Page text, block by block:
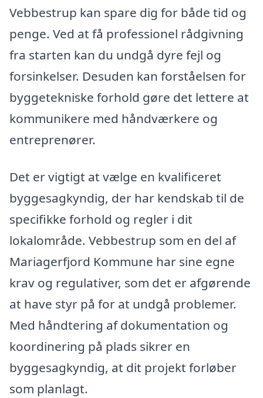
Vebbestrup kan spare dig for både tid og
penge. Ved at få professionel rådgivning
fra starten kan du undgå dyre fejl og
forsinkelser. Desuden kan forståelsen for
byggetekniske forhold gøre det lettere at
kommunikere med håndværkere og
entreprenører.
Det er vigtigt at vælge en kvalificeret
byggesagkyndig, der har kendskab til de
specifikke forhold og regler i dit
lokalområde. Vebbestrup som en del af
Mariagerfjord Kommune har sine egne
krav og regulativer, som det er afgørende
at have styr på for at undgå problemer.
Med håndtering af dokumentation og
koordinering på plads sikrer en
byggesagkyndig, at dit projekt forløber
som planlagt.